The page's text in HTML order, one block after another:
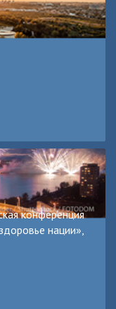
конференция
нации»,